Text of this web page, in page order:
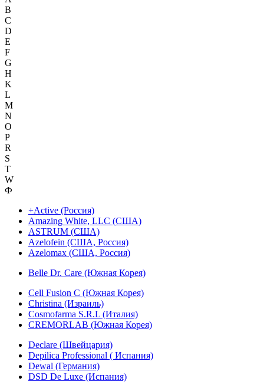
B
C
D
E
F
G
H
K
L
M
N
O
P
R
S
T
W
Ф
+Active (Россия)
Amazing White, LLC (США)
ASTRUM (США)
Azelofein (США, Россия)
Azelomax (США, Россия)
Belle Dr. Care (Южная Корея)
Cell Fusion C (Южная Корея)
Christina (Израиль)
Cosmofarma S.R.L (Италия)
CREMORLAB (Южная Корея)
Declare (Швейцария)
Depilica Professional ( Испания)
Dewal (Германия)
DSD De Luxe (Испания)